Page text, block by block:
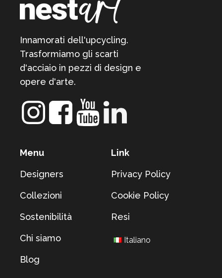
Innamorati dell'upcycling.
Trasformiamo gli scarti
d'acciaio in pezzi di design e
opere d'arte.
Menu
Designers
Collezioni
Sostenibilità
Chi siamo
Blog
Link
Privacy Policy
Cookie Policy
Resi
Italiano